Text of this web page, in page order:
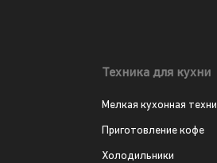
Техника для кухни
Мелкая кухонная
Приготовление кофе
Холодильники